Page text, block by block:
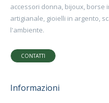
accessori donna, bijoux, borse
artigianale, gioielli in argento,
l'ambiente.
CONTATTI
Informazioni